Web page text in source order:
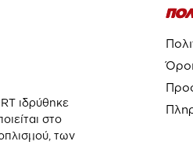
ιδρύθηκε
στο
των